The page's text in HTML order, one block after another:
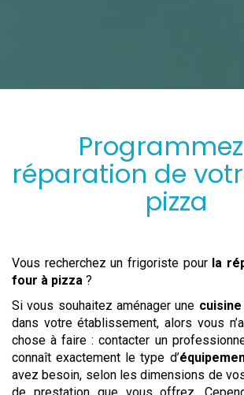
Programmez
réparation de
pizza
Vous recherchez un frigoriste pour la
four à pizza ?
Si vous souhaitez aménager une
dans votre établissement, alors vous
chose à faire : contacter un
connaît exactement le type d’
avez besoin, selon les dimensions de